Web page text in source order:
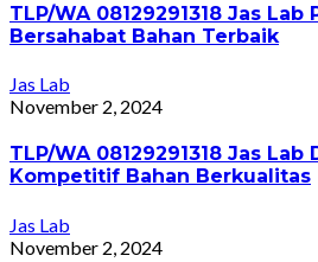
TLP/WA 08129291318 Jas Lab
Bersahabat Bahan Terbaik
Jas Lab
November 2, 2024
TLP/WA 08129291318 Jas Lab
Kompetitif Bahan Berkualitas
Jas Lab
November 2, 2024